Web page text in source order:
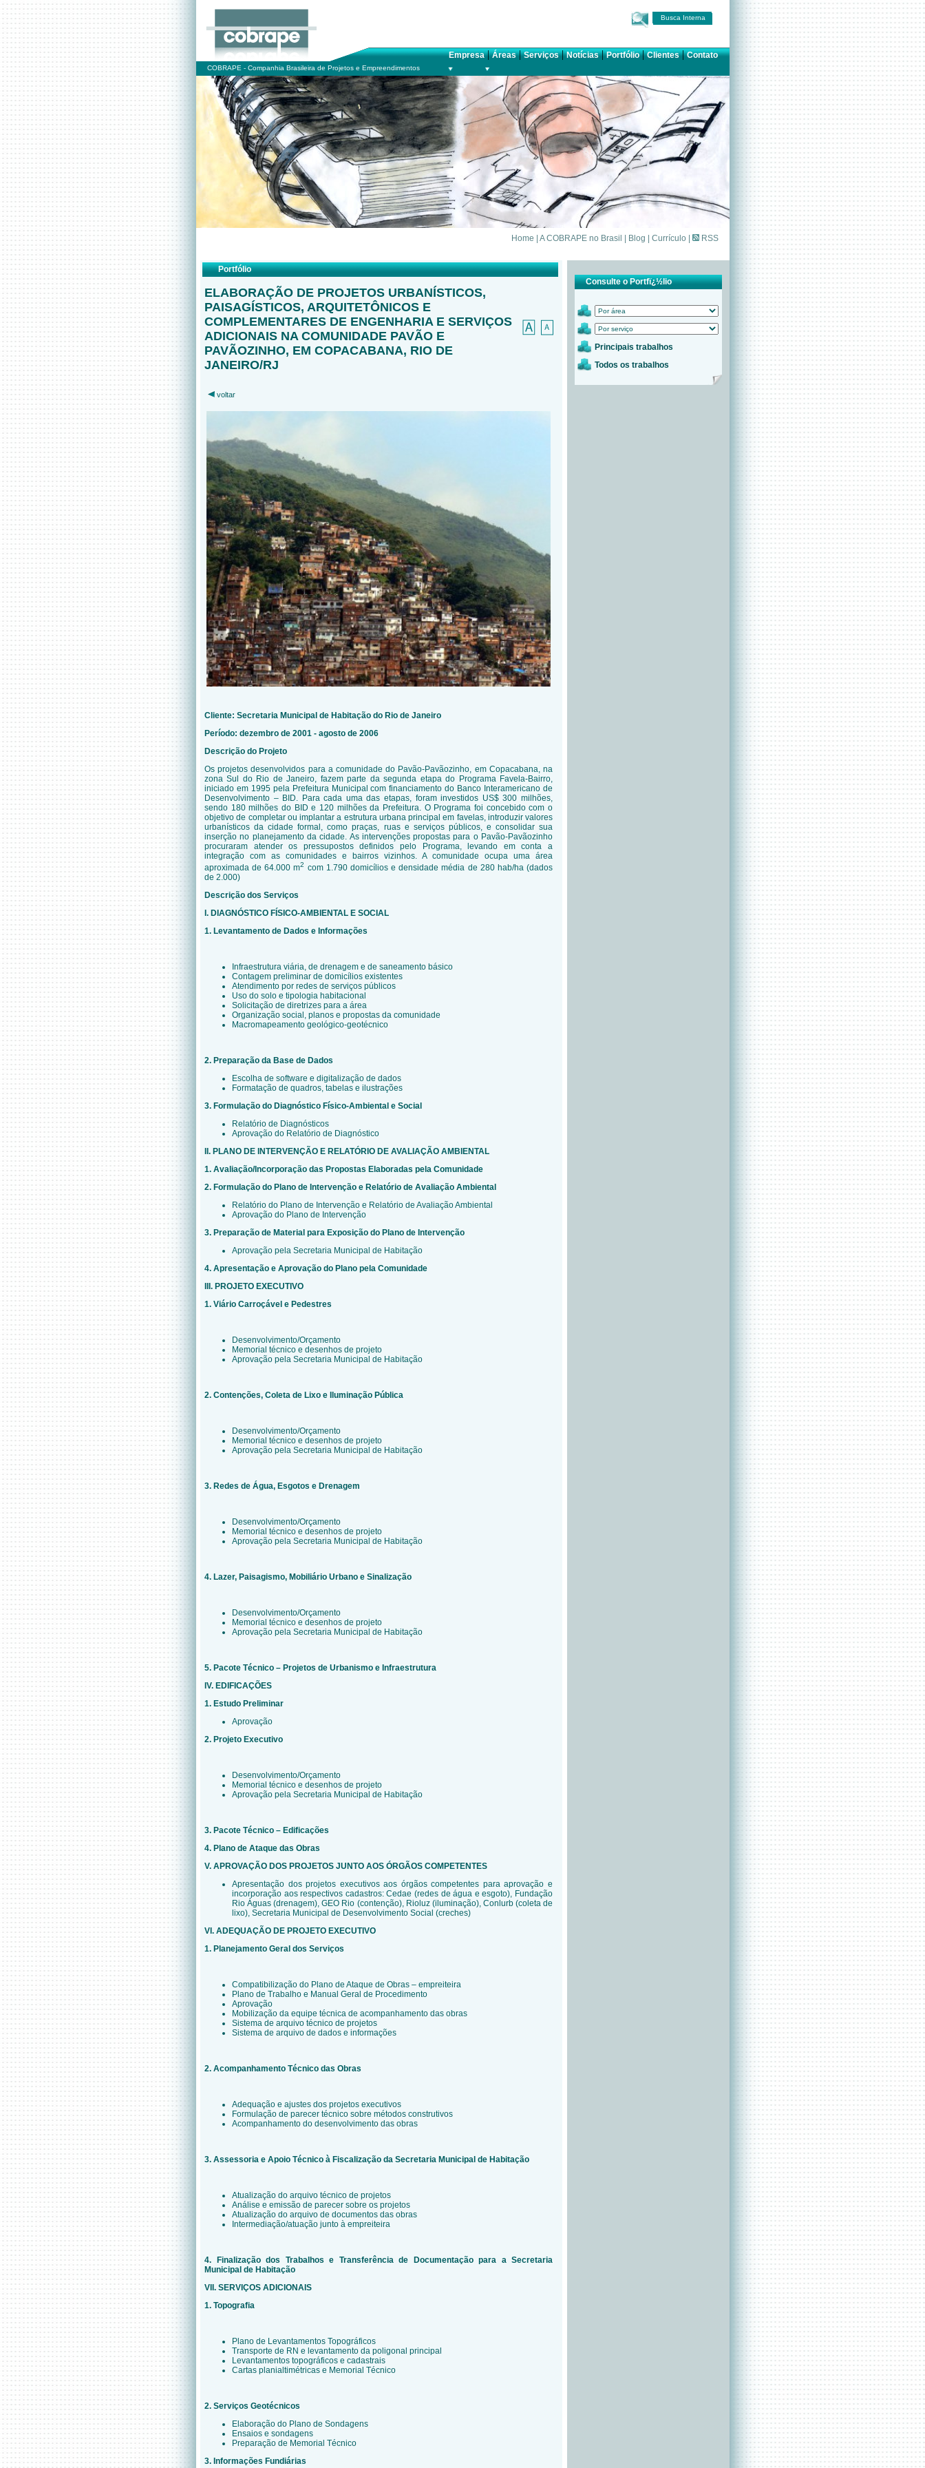
Busca Interna
Empresa|Áreas|Serviços|Notícias|Portfólio|Clientes|Contato
COBRAPE - Companhia Brasileira de Projetos e Empreendimentos
Home A COBRAPE no Brasil Blog Currículo RSS
Portfólio
ELABORAÇÃO DE PROJETOS URBANÍSTICOS,
PAISAGÍSTICOS, ARQUITETÔNICOS E
COMPLEMENTARES DE ENGENHARIA E SERVIÇOS
ADICIONAIS NA COMUNIDADE PAVÃO E
PAVÃOZINHO, EM COPACABANA, RIO DE
JANEIRO/RJ
voltar
Cliente: Secretaria Municipal de Habitação do Rio de Janeiro
Período: dezembro de 2001 - agosto de 2006
Descrição do Projeto
Os projetos desenvolvidos para a comunidade do Pavão-Pavãozinho, em Copacabana, na
zona Sul do Rio de Janeiro, fazem parte da segunda etapa do Programa Favela-Bairro,
iniciado em 1995 pela Prefeitura Municipal com financiamento do Banco Interamericano de
Desenvolvimento – BID. Para cada uma das etapas, foram investidos US$ 300 milhões,
sendo 180 milhões do BID e 120 milhões da Prefeitura. O Programa foi concebido com o
objetivo de completar ou implantar a estrutura urbana principal em favelas, introduzir valores
urbanísticos da cidade formal, como praças, ruas e serviços públicos, e consolidar sua
inserção no planejamento da cidade. As intervenções propostas para o Pavão-Pavãozinho
procuraram atender os pressupostos definidos pelo Programa, levando em conta a
integração com as comunidades e bairros vizinhos. A comunidade ocupa uma área
aproximada de 64.000 m2 com 1.790 domicílios e densidade média de 280 hab/ha (dados
de 2.000)
Descrição dos Serviços
I. DIAGNÓSTICO FÍSICO-AMBIENTAL E SOCIAL
1. Levantamento de Dados e Informações
Infraestrutura viária, de drenagem e de saneamento básico
Contagem preliminar de domicílios existentes
Atendimento por redes de serviços públicos
Uso do solo e tipologia habitacional
Solicitação de diretrizes para a área
Organização social, planos e propostas da comunidade
Macromapeamento geológico-geotécnico
2. Preparação da Base de Dados
Escolha de software e digitalização de dados
Formatação de quadros, tabelas e ilustrações
3. Formulação do Diagnóstico Físico-Ambiental e Social
Relatório de Diagnósticos
Aprovação do Relatório de Diagnóstico
II. PLANO DE INTERVENÇÃO E RELATÓRIO DE AVALIAÇÃO AMBIENTAL
1. Avaliação/Incorporação das Propostas Elaboradas pela Comunidade
2. Formulação do Plano de Intervenção e Relatório de Avaliação Ambiental
Relatório do Plano de Intervenção e Relatório de Avaliação Ambiental
Aprovação do Plano de Intervenção
3. Preparação de Material para Exposição do Plano de Intervenção
Aprovação pela Secretaria Municipal de Habitação
4. Apresentação e Aprovação do Plano pela Comunidade
III. PROJETO EXECUTIVO
1. Viário Carroçável e Pedestres
Desenvolvimento/Orçamento
Memorial técnico e desenhos de projeto
Aprovação pela Secretaria Municipal de Habitação
2. Contenções, Coleta de Lixo e Iluminação Pública
Desenvolvimento/Orçamento
Memorial técnico e desenhos de projeto
Aprovação pela Secretaria Municipal de Habitação
3. Redes de Água, Esgotos e Drenagem
Desenvolvimento/Orçamento
Memorial técnico e desenhos de projeto
Aprovação pela Secretaria Municipal de Habitação
4. Lazer, Paisagismo, Mobiliário Urbano e Sinalização
Desenvolvimento/Orçamento
Memorial técnico e desenhos de projeto
Aprovação pela Secretaria Municipal de Habitação
5. Pacote Técnico – Projetos de Urbanismo e Infraestrutura
IV. EDIFICAÇÕES
1. Estudo Preliminar
Aprovação
2. Projeto Executivo
Desenvolvimento/Orçamento
Memorial técnico e desenhos de projeto
Aprovação pela Secretaria Municipal de Habitação
3. Pacote Técnico – Edificações
4. Plano de Ataque das Obras
V. APROVAÇÃO DOS PROJETOS JUNTO AOS ÓRGÃOS COMPETENTES
Apresentação dos projetos executivos aos órgãos competentes para aprovação e
incorporação aos respectivos cadastros: Cedae (redes de água e esgoto), Fundação
Rio Águas (drenagem), GEO Rio (contenção), Rioluz (iluminação), Conlurb (coleta de
lixo), Secretaria Municipal de Desenvolvimento Social (creches)
VI. ADEQUAÇÃO DE PROJETO EXECUTIVO
1. Planejamento Geral dos Serviços
Compatibilização do Plano de Ataque de Obras – empreiteira
Plano de Trabalho e Manual Geral de Procedimento
Aprovação
Mobilização da equipe técnica de acompanhamento das obras
Sistema de arquivo técnico de projetos
Sistema de arquivo de dados e informações
2. Acompanhamento Técnico das Obras
Adequação e ajustes dos projetos executivos
Formulação de parecer técnico sobre métodos construtivos
Acompanhamento do desenvolvimento das obras
3. Assessoria e Apoio Técnico à Fiscalização da Secretaria Municipal de Habitação
Atualização do arquivo técnico de projetos
Análise e emissão de parecer sobre os projetos
Atualização do arquivo de documentos das obras
Intermediação/atuação junto à empreiteira
4. Finalização dos Trabalhos e Transferência de Documentação para a Secretaria
Municipal de Habitação
VII. SERVIÇOS ADICIONAIS
1. Topografia
Plano de Levantamentos Topográficos
Transporte de RN e levantamento da poligonal principal
Levantamentos topográficos e cadastrais
Cartas planialtimétricas e Memorial Técnico
2. Serviços Geotécnicos
Elaboração do Plano de Sondagens
Ensaios e sondagens
Preparação de Memorial Técnico
3. Informações Fundiárias
Consulte o Portfï¿½lio
Principais trabalhos
Todos os trabalhos